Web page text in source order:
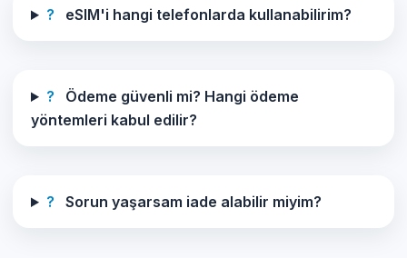
? eSIM'i hangi telefonlarda kullanabilirim?
?
Ödeme güvenli mi? Hangi ödeme
yöntemleri kabul edilir?
? Sorun yaşarsam iade alabilir miyim?